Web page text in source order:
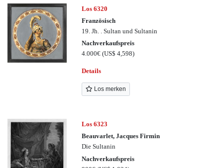
Los 6320
Französisch
19. Jh. . Sultan und Sultanin
Nachverkaufspreis
4.000€(US$ 4,598)
Details
Los merken
Los 6323
Beauvarlet, Jacques Firmin
Die Sultanin
Nachverkaufspreis